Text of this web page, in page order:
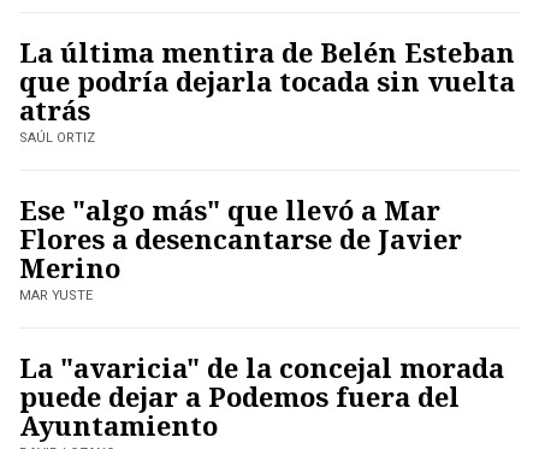
La última mentira de Belén Esteban
que podría dejarla tocada sin vuelta
atrás
SAÚL ORTIZ
Ese "algo más" que llevó a Mar
Flores a desencantarse de Javier
Merino
MAR YUSTE
La "avaricia" de la concejal morada
puede dejar a Podemos fuera del
Ayuntamiento